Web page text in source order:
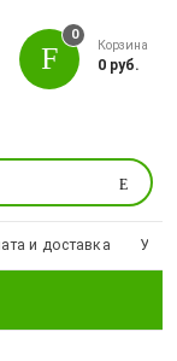
Поиск
0
Корзина
0 руб.
и доставка